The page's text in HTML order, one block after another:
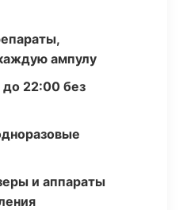
ампулу
22:00 без
и аппараты